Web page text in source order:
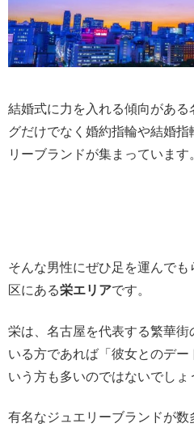
結婚式に力を入れる傾向があ
グだけでなく婚約指輪や結婚
リーブランドが集まっています
そんな男性にぜひ足を運んで
区にある栄エリアです。
栄は、名古屋を代表する繁華
いる方であれば「彼女とのデー
いう方も多いのではないでしょ
有名なジュエリーブランドが